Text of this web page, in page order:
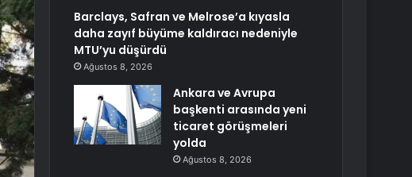
Barclays, Safran ve Melrose’a kıyasla
daha zayıf büyüme kaldıracı nedeniyle
MTU’yu düşürdü
Ağustos 8, 2026
Ankara ve Avrupa
başkenti arasında yeni
ticaret görüşmeleri
yolda
Ağustos 8, 2026